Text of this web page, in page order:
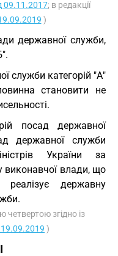
09.11.2017; в редакції
)
державної служби,
служби категорій "А"
становити не
посад державної
державної служби
України за
виконавчої влади, що
державну
згідно із
)